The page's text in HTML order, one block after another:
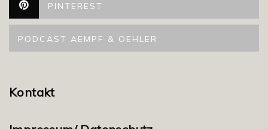
PINTEREST
PODCAST AEMPF & OEHLER
Kontakt